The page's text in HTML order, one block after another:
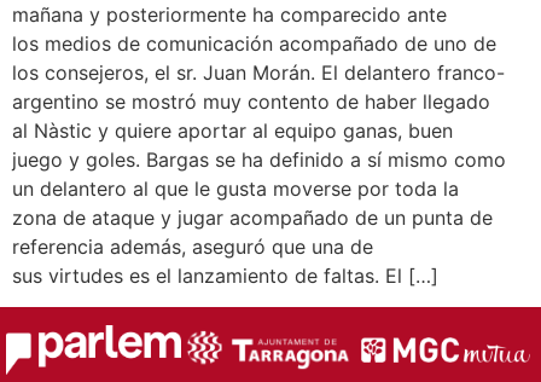
mañana y posteriormente ha comparecido ante
los medios de comunicación acompañado de uno de
los consejeros, el sr. Juan Morán. El delantero franco-
argentino se mostró muy contento de haber llegado
al Nàstic y quiere aportar al equipo ganas, buen
juego y goles. Bargas se ha definido a sí mismo como
un delantero al que le gusta moverse por toda la
zona de ataque y jugar acompañado de un punta de
referencia además, aseguró que una de
sus virtudes es el lanzamiento de faltas. El […]